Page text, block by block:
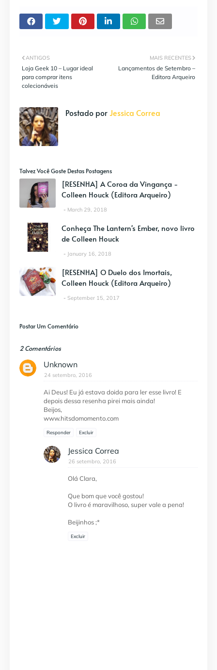
MAIS RECENTES
Lançamentos de Setembro –
Editora Arqueiro
ANTIGOS
Loja Geek 10 – Lugar ideal
para comprar itens
colecionáveis
Postado porJessica Correa
Talvez Você Goste Destas Postagens
[RESENHA] A Coroa da Vingança -
Colleen Houck (Editora Arqueiro)
March 29, 2018
Conheça The Lantern's Ember, novo livro
de Colleen Houck
January 16, 2018
[RESENHA] O Duelo dos Imortais,
Colleen Houck (Editora Arqueiro)
September 15, 2017
Postar Um Comentário
2 Comentários
Unknown
24 setembro, 2016
Ai Deus! Eu já estava doida para ler esse livro! E
depois dessa resenha pirei mais ainda!
Beijos,
www.hitsdomomento.com
Responder Excluir
Jessica Correa
26 setembro, 2016
Olá Clara,
Que bom que você gostou!
O livro é maravilhoso, super vale a pena!
Beijinhos ;*
Excluir